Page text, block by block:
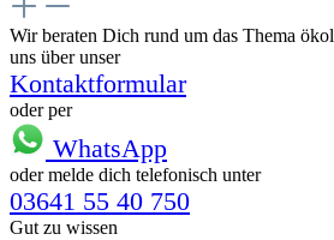
Wir beraten Dich rund um das Thema
uns über unser
Kontaktformular
oder per
WhatsApp
oder melde dich telefonisch unter
03641 55 40 750
Gut zu wissen